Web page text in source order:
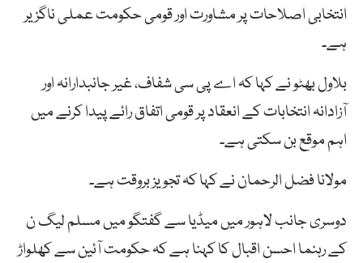
انتخابیاصلاحاتپرمشاورتاورقومیحکومتعملیناگزیر
ہے۔
بلاولبھٹونےکہاکہاےپیسیشفاف،غیرجانبدارانہاور
آزادانہانتخاباتکےانعقادپرقومیاتفاقرائےپیداکرنےمیں
اہمموقعبنسکتیہے۔
مولانا فضلالرحماننےکہاکہتجویزبروقتہے۔
دوسری جانب لاہور میں میڈیا سے گفتگو میں مسلملیگن
کےرہنمااحسناقبالکاکہناہےکہحکومتآئینسےکھلواڑ